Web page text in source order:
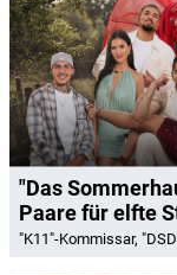
"Das
Paare für elfte
"K11"-Kommissar,